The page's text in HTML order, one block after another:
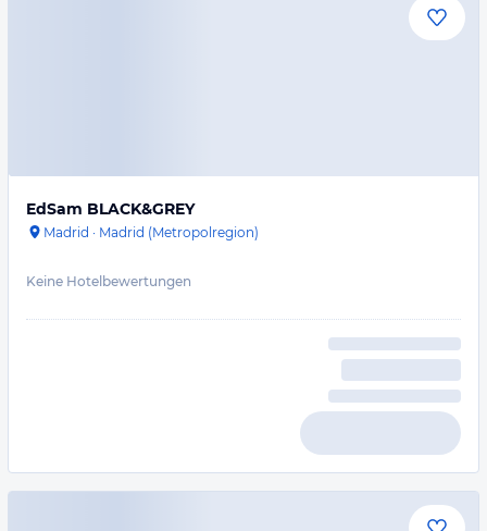
EdSam BLACK&GREY
Madrid · Madrid (Metropolregion)
Keine Hotelbewertungen